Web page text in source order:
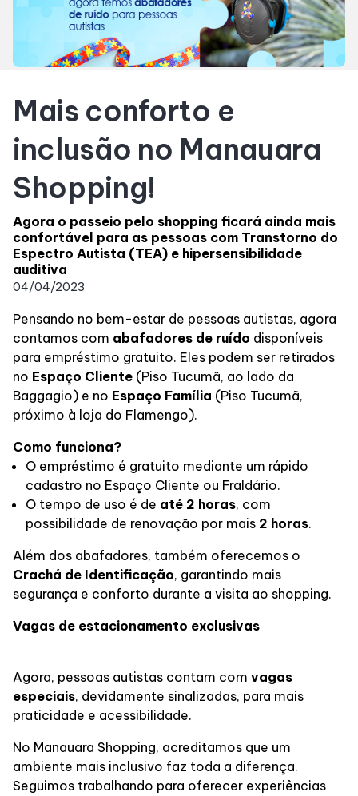
Horários
Cinema
Eventos
Fique Por Dentro
Lojas e Restaurantes
Lojas
Alimentação
Delivery de Alimentação
Programa de Benefícios
Mais conforto e
inclusão no Manauara
Shopping!
Agora o passeio pelo shopping ficará ainda mais
confortável para as pessoas com Transtorno do
Espectro Autista (TEA) e hipersensibilidade
auditiva
04/04/2023
Pensando no bem-estar de pessoas autistas, agora
contamos com abafadores de ruído disponíveis
para empréstimo gratuito. Eles podem ser retirados
no Espaço Cliente (Piso Tucumã, ao lado da
Baggagio) e no Espaço Família (Piso Tucumã,
próximo à loja do Flamengo).
Como funciona?
O empréstimo é gratuito mediante um rápido
cadastro no Espaço Cliente ou Fraldário.
O tempo de uso é de até 2 horas, com
possibilidade de renovação por mais 2 horas.
Além dos abafadores, também oferecemos o
Crachá de Identificação, garantindo mais
segurança e conforto durante a visita ao shopping.
Vagas de estacionamento exclusivas
Agora, pessoas autistas contam com vagas
especiais, devidamente sinalizadas, para mais
praticidade e acessibilidade.
No Manauara Shopping, acreditamos que um
ambiente mais inclusivo faz toda a diferença.
Seguimos trabalhando para oferecer experiências